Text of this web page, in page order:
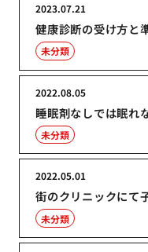
健康診断の受け方と
2023.07.21
未分類
睡眠剤なしでは眠れ
2022.08.05
未分類
街のクリニックにて
2022.05.01
未分類